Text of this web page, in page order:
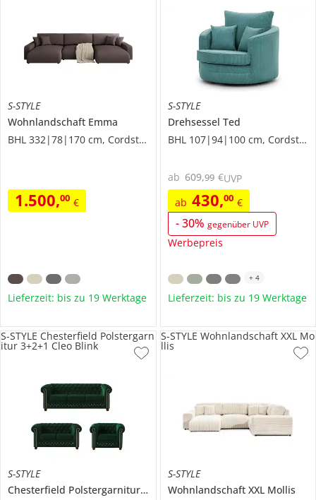
S-STYLE
Wohnlandschaft Emma
BHL 332|78|170 cm, Cordstoff
1.500,00 €
Lieferzeit: bis zu 19 Werktage
S-STYLE
Drehsessel Ted
BHL 107|94|100 cm, Cordstoff
ab 430,00 €
-30% gegenüber UVP
Werbepreis
ab 609,99 €UVP
+ 4
Lieferzeit: bis zu 19 Werktage
S-STYLE
Chesterfield Polstergarnitur 3+2+1
Cleo Blink
S-STYLE Chesterfield Polstergarn
itur 3+2+1 Cleo Blink
S-STYLE
Wohnlandschaft XXL Mollis
S-STYLE Wohnlandschaft XXL Mo
llis